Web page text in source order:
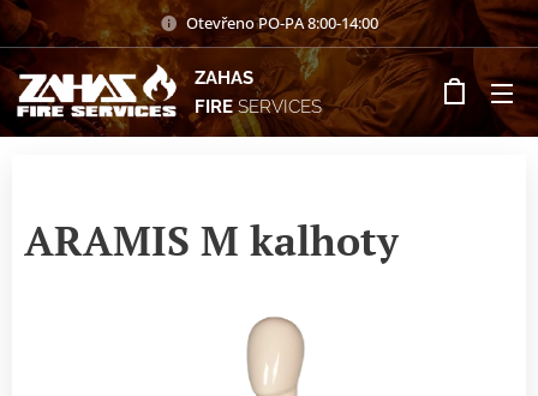
Otevřeno PO-PA 8:00-14:00
ZAHAS
FIRE SERVICES
ARAMIS M kalhoty